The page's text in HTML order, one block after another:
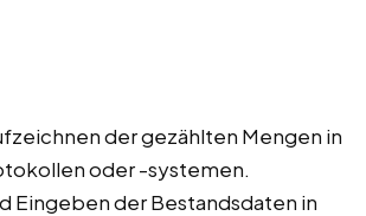
der gezählten Mengen in
oder -systemen.
Eingeben der Bestandsdaten in